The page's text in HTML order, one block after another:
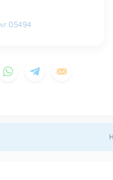
05494